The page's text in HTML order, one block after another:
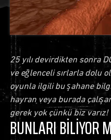
25 yılı devirdikten sonra
ve eğlenceli sırlarla dolu
oyunla ilgili bu şahane
hayran veya burada
gerek yok çünkü biz varız!
BUNLARI BİLİYOR